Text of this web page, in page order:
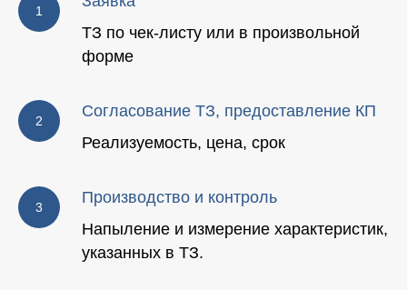
ТЗ по чек-листу или в произвольной
форме
Согласование ТЗ, предоставление КП
Реализуемость, цена, срок
Производство и контроль
Напыление и измерение характеристик,
указанных в ТЗ.